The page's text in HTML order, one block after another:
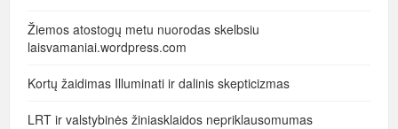
Žiemos atostogų metu nuorodas skelbsiu
laisvamaniai.wordpress.com
Kortų žaidimas Illuminati ir dalinis skepticizmas
LRT ir valstybinės žiniasklaidos nepriklausomumas